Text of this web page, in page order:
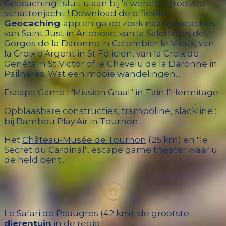
Geocaching:sluit u aan bij 's werelds grootste
schattenjacht !Download de officiële
Geocaching-app en ga op zoek naar geocaches
van Saint Just in Arlebosc, van la Salette en de
Gorges de la Daronne in Colombier le Vieux, van
la Croix d'Argent in St Félicien, van la Croix de
Genêts in St Victor of le Chevelu de la Daronne in
Pailharès. Wat een mooie wandelingen...
Escape Game: "Mission Graal" in Tain l'Hermitage
Opblaasbare constructies, trampoline, slackline :
bij Bambou Play'Air in Tournon
Het Château-Musée de Tournon (25 km) en "le
Secret du Cardinal", escape game theater waar u
de held bent...
Le Safari de Peaugres (42 km), de grootste
dierentuin in de regio !